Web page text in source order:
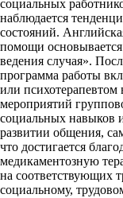
социальных
наблюдается
состояний.
помощи
ведения случая».
программа работы
или психотерапевтом
мероприятий
социальных навыков
развитии общения,
что достигается
медикаментозную
на соответствующих
социальному,